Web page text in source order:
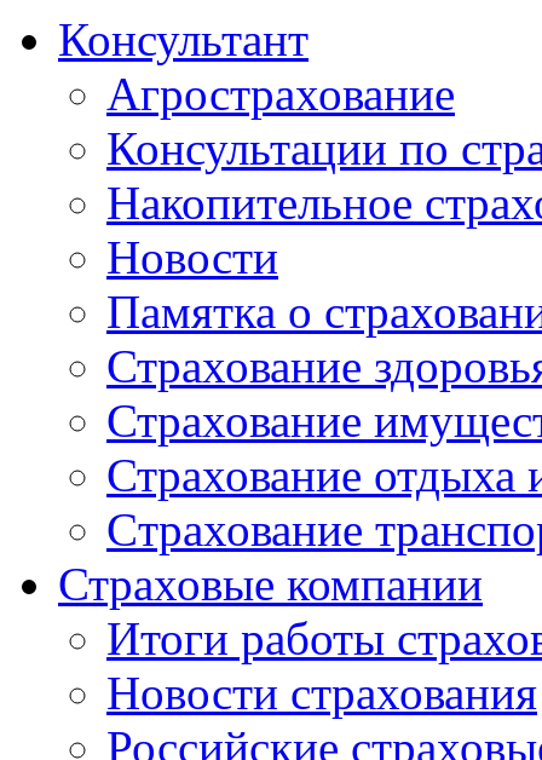
Консультант
Агрострахование
Консультации по
Накопительное
Новости
Памятка о
Страхование
Страхование
Страхование отдыха
Cтрахование
Страховые компании
Итоги работы
Новости страхования
Российские